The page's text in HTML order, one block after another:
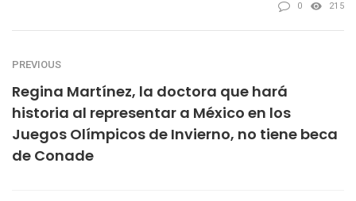
0 215
PREVIOUS
Regina Martínez, la doctora que hará
historia al representar a México en los
Juegos Olímpicos de Invierno, no tiene beca
de Conade